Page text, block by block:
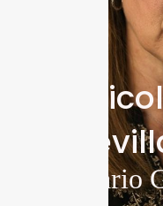
Tu
en
Rosario